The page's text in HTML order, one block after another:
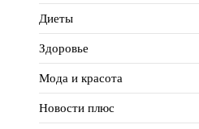
Диеты
Здоровье
Мода и красота
Новости плюс